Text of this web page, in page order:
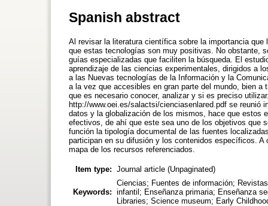
Spanish abstract
Al revisar la literatura científica sobre la importancia
que estas tecnologías son muy positivas. No obstante,
guías especializadas que faciliten la búsqueda. El
aprendizaje de las ciencias experimentales, dirigidos a
a las Nuevas tecnologías de la Información y la
a la vez que accesibles en gran parte del mundo, bien
que es necesario conocer, analizar y si es preciso
http://www.oei.es/salactsi/cienciasenlared.pdf se
datos y la globalización de los mismos, hace que estos
efectivos, de ahí que este sea uno de los objetivos que
función la tipología documental de las fuentes
participan en su difusión y los contenidos específicos.
mapa de los recursos referenciados.
Item type: Journal article (Unpaginated)
Keywords:
Ciencias; Fuentes de información;
infantil; Enseñanza primaria; Enseñanza
Libraries; Science museum; Early